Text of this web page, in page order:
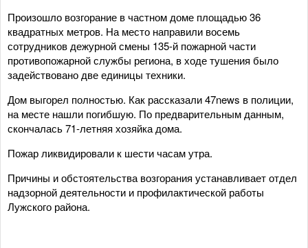
Произошло возгорание в частном доме площадью 36
квадратных метров. На место направили восемь
сотрудников дежурной смены 135-й пожарной части
противопожарной службы региона, в ходе тушения было
задействовано две единицы техники.
Дом выгорел полностью. Как рассказали 47news в полиции,
на месте нашли погибшую. По предварительным данным,
скончалась 71-летняя хозяйка дома.
Пожар ликвидировали к шести часам утра.
Причины и обстоятельства возгорания устанавливает отдел
надзорной деятельности и профилактической работы
Лужского района.